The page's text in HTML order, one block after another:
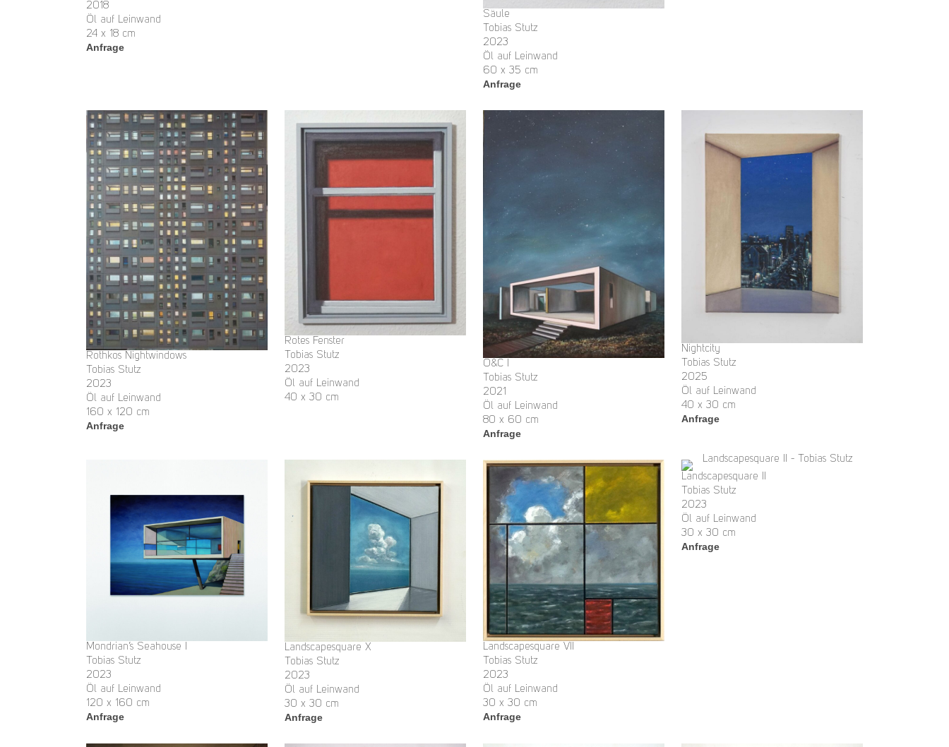
2018
Öl auf Leinwand
24 x 18 cm
Anfrage
Säule
Tobias Stutz
2023
Öl auf Leinwand
60 x 35 cm
Anfrage
Rothkos Nightwindows
Tobias Stutz
2023
Öl auf Leinwand
160 x 120 cm
Anfrage
Rotes Fenster
Tobias Stutz
2023
Öl auf Leinwand
40 x 30 cm
O&C I
Tobias Stutz
2021
Öl auf Leinwand
80 x 60 cm
Anfrage
Nightcity
Tobias Stutz
2025
Öl auf Leinwand
40 x 30 cm
Anfrage
Mondrian’s Seahouse I
Tobias Stutz
2023
Öl auf Leinwand
120 x 160 cm
Anfrage
Landscapesquare X
Tobias Stutz
2023
Öl auf Leinwand
30 x 30 cm
Anfrage
Landscapesquare VII
Tobias Stutz
2023
Öl auf Leinwand
30 x 30 cm
Anfrage
Landscapesquare II
Tobias Stutz
2023
Öl auf Leinwand
30 x 30 cm
Anfrage